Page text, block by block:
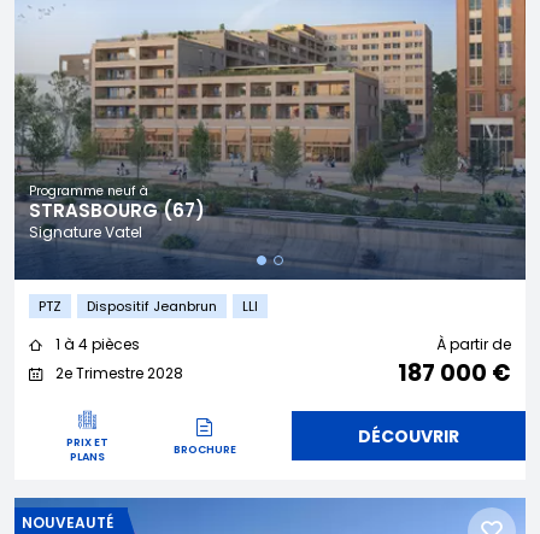
Programme neuf à
STRASBOURG (67)
Signature Vatel
PTZ Dispositif Jeanbrun LLI
1 à 4 pièces
2e Trimestre 2028
À partir de
187 000 €
PRIX ET
PLANS
BROCHURE
DÉCOUVRIR
NOUVEAUTÉ